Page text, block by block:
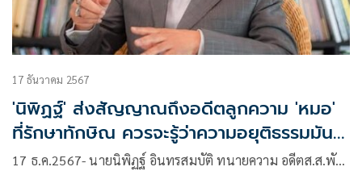
17 ธันวาคม 2567
'นิพิฏฐ์' ส่งสัญญาณถึงอดีตลูกความ 'หมอ'
ที่รักษาทักษิณ ควรจะรู้ว่าความอยุติธรรมมัน
เลวร้ายขนาดไหน
17 ธ.ค.2567- นายนิพิฏฐ์ อินทรสมบัติ ทนายความ อดีตส.ส.พั…